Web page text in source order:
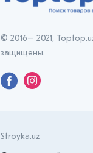
© 2016– 2021,
защищены.
Stroyka.uz